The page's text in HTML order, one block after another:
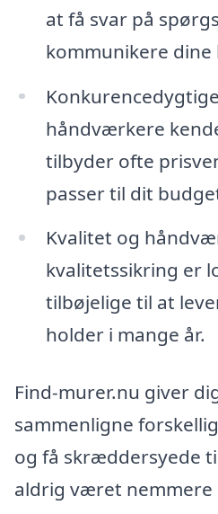
at få svar på
kommunikere
håndværkere
tilbyder ofte
passer til dit
Kvalitet og
kvalitetssikring er
tilbøjelige til at
holder i mange år.
Find-murer.nu giver
sammenligne
og få skræddersyede
aldrig været nemmere